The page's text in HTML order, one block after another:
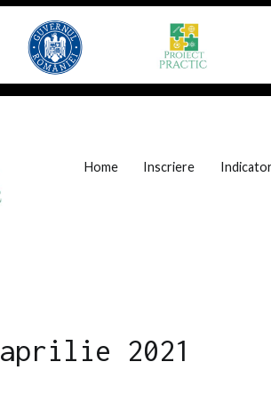
Home Inscriere
aprilie 2021